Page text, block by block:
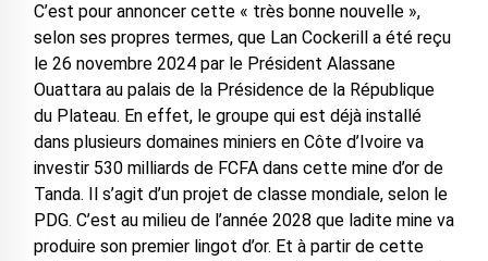
C’est pour annoncer cette « très bonne nouvelle »,
selon ses propres termes, que Lan Cockerill a été reçu
le 26 novembre 2024 par le Président Alassane
Ouattara au palais de la Présidence de la République
du Plateau. En effet, le groupe qui est déjà installé
dans plusieurs domaines miniers en Côte d’Ivoire va
investir 530 milliards de FCFA dans cette mine d’or de
Tanda. Il s’agit d’un projet de classe mondiale, selon le
PDG. C’est au milieu de l’année 2028 que ladite mine va
produire son premier lingot d’or. Et à partir de cette